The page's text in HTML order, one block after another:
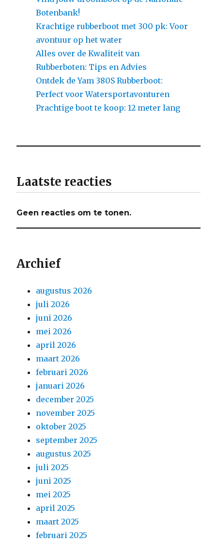
Botenbank!
Krachtige rubberboot met 300 pk: Voor
avontuur op het water
Alles over de Kwaliteit van
Rubberboten: Tips en Advies
Ontdek de Yam 380S Rubberboot:
Perfect voor Watersportavonturen
Prachtige boot te koop: 12 meter lang
Laatste reacties
Geen reacties om te tonen.
Archief
augustus 2026
juli 2026
juni 2026
mei 2026
april 2026
maart 2026
februari 2026
januari 2026
december 2025
november 2025
oktober 2025
september 2025
augustus 2025
juli 2025
juni 2025
mei 2025
april 2025
maart 2025
februari 2025